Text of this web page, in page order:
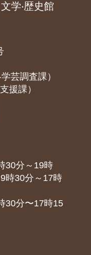
学‧歴史館
芸調査課）
課）
30分～19時
分～17時
分〜17時15